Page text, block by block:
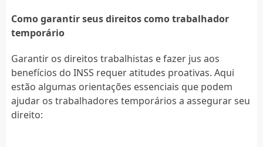
Como garantir seus direitos como trabalhador
temporário
Garantir os direitos trabalhistas e fazer jus aos
benefícios do INSS requer atitudes proativas. Aqui
estão algumas orientações essenciais que podem
ajudar os trabalhadores temporários a assegurar seu
direito: